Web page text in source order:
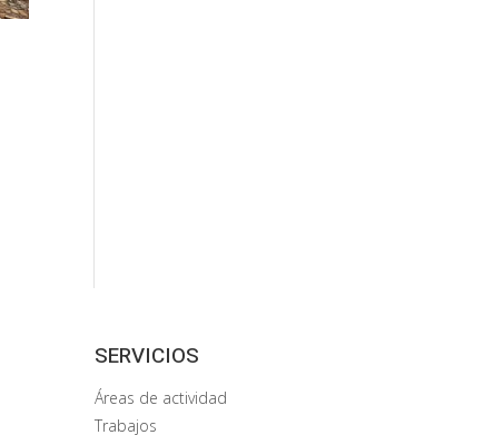
SERVICIOS
Áreas de actividad
Trabajos